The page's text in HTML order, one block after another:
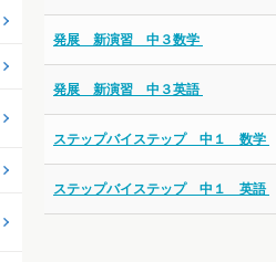
発展 新演習 中３数学
発展 新演習 中３英語
ステップバイステップ 中１ 数学
ステップバイステップ 中１ 英語